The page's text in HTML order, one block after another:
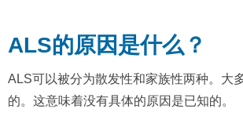
ALS的原因是什么？
ALS可以被分为散发性和家族性两种。大
的。这意味着没有具体的原因是已知的。